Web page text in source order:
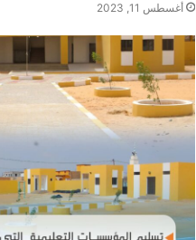
أغسطس 11, 2023